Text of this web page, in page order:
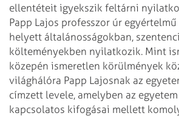
ellentéteit igyekszik feltárni
Papp Lajos professzor úr egyértelmű
helyett általánosságokban,
költeményekben nyilatkozik. Mint
közepén ismeretlen körülmények
világhálóra Papp Lajosnak az
címzett levele, amelyben az
kapcsolatos kifogásai mellett